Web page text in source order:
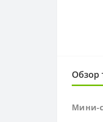
Обзор
Мини-